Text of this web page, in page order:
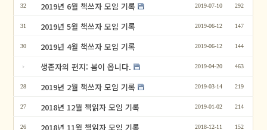
32 2019년 6월 책쓰자 모임 기록 2019-07-10 292
31 2019년 5월 책쓰자 모임 기록 2019-06-12 147
30 2019년 4월 책쓰자 모임 기록 2019-06-12 144
생존자의 편지: 봄이 옵니다. 2019-04-20 463
28 2019년 2월 책쓰자 모임 기록 2019-03-14 219
27 2018년 12월 책읽자 모임 기록 2019-01-02 214
26 2018년 11월 책읽자 모임 기록 2018-12-11 152